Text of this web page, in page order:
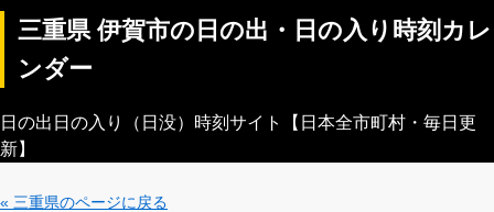
三重県 伊賀市の日の出・日の入り時刻カレ
ンダー
日の出日の入り（日没）時刻サイト【日本全市町村・毎日更
新】
« 三重県のページに戻る